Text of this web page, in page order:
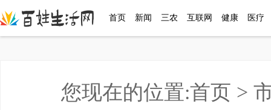
首页 新闻 三农 互联网 健康 医疗
您现在的位置:首页 >